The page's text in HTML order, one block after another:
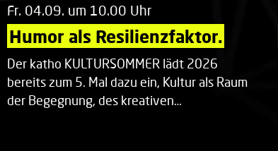
Fr. 04.09. um 10.00 Uhr
Humor als Resilienzfaktor.
Der katho KULTURSOMMER lädt 2026
bereits zum 5. Mal dazu ein, Kultur als Raum
der Begegnung, des kreativen…